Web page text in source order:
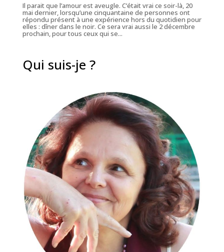
Il parait que l’amour est aveugle. C’était vrai ce soir-là, 20
mai dernier, lorsqu’une cinquantaine de personnes ont
répondu présent à une expérience hors du quotidien pour
elles : dîner dans le noir. Ce sera vrai aussi le 2 décembre
prochain, pour tous ceux qui se...
Qui suis-je ?